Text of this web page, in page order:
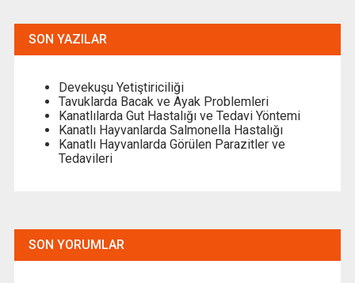
SON YAZILAR
Devekuşu Yetiştiriciliği
Tavuklarda Bacak ve Ayak Problemleri
Kanatlılarda Gut Hastalığı ve Tedavi Yöntemi
Kanatlı Hayvanlarda Salmonella Hastalığı
Kanatlı Hayvanlarda Görülen Parazitler ve
Tedavileri
SON YORUMLAR